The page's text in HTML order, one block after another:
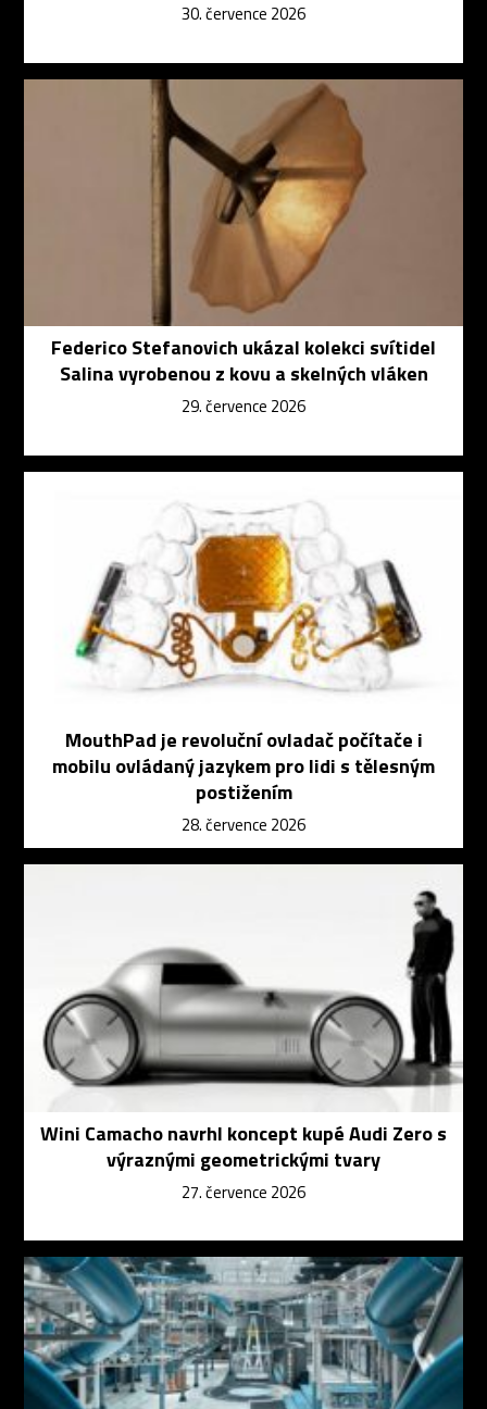
30. července 2026
Federico Stefanovich ukázal kolekci svítidel
Salina vyrobenou z kovu a skelných vláken
29. července 2026
MouthPad je revoluční ovladač počítače i
mobilu ovládaný jazykem pro lidi s tělesným
postižením
28. července 2026
Wini Camacho navrhl koncept kupé Audi Zero s
výraznými geometrickými tvary
27. července 2026